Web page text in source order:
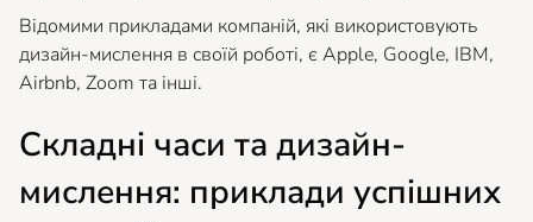
Відомими прикладами компаній, які використовують
дизайн-мислення в своїй роботі, є Apple, Google, IBM,
Airbnb, Zoom та інші.
Складні часи та дизайн-
мислення: приклади успішних